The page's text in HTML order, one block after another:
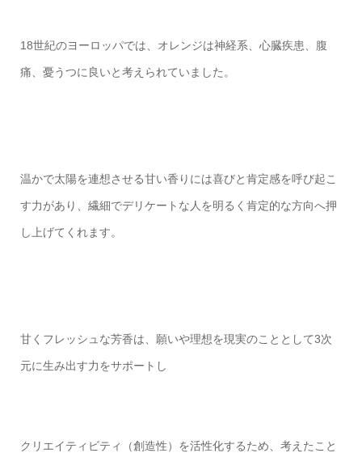
18世紀のヨーロッパでは、オレンジは神経系、心臓疾患、腹
痛、憂うつに良いと考えられていました。
温かで太陽を連想させる甘い香りには喜びと肯定感を呼び起こ
す力があり、繊細でデリケートな人を明るく肯定的な方向へ押
し上げてくれます。
甘くフレッシュな芳香は、願いや理想を現実のこととして3次
元に生み出す力をサポートし
クリエイティビティ（創造性）を活性化するため、考えたこと